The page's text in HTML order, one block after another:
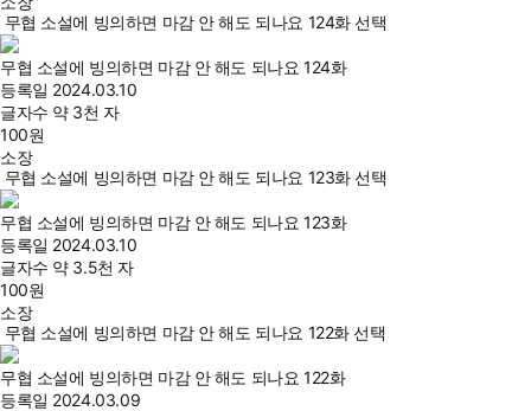
무협 소설에 빙의하면 마감 안 해도 되나요 124화 선택
무협 소설에 빙의하면 마감 안 해도 되나요 124화
등록일 2024.03.10
글자수 약 3천 자
100원
소장
무협 소설에 빙의하면 마감 안 해도 되나요 123화 선택
무협 소설에 빙의하면 마감 안 해도 되나요 123화
등록일 2024.03.10
글자수 약 3.5천 자
100원
소장
무협 소설에 빙의하면 마감 안 해도 되나요 122화 선택
무협 소설에 빙의하면 마감 안 해도 되나요 122화
등록일 2024.03.09